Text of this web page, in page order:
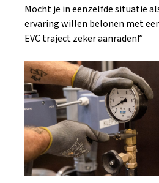
Mocht je in eenzelfde situatie
ervaring willen belonen met
EVC traject zeker aanraden!”